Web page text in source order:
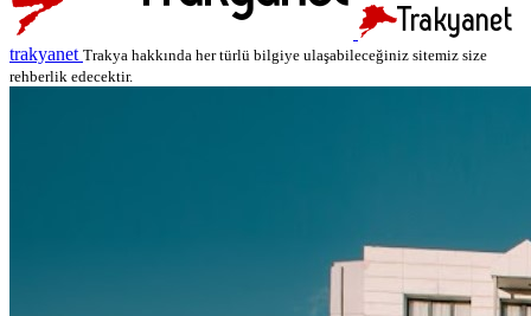
trakyanet Trakya hakkında her türlü bilgiye ulaşabileceğiniz sitemiz size
rehberlik edecektir.